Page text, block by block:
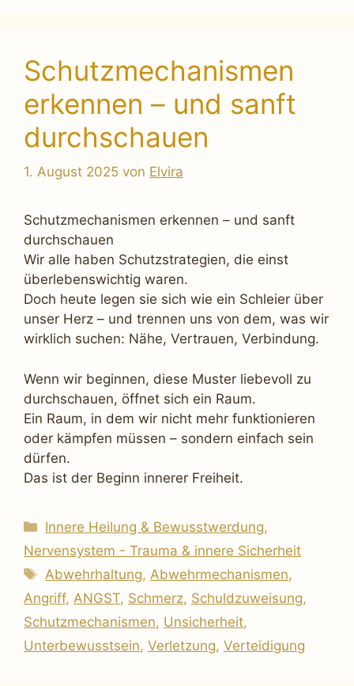
Schutzmechanismen
erkennen – und sanft
durchschauen
1. August 2025 von Elvira
Schutzmechanismen erkennen – und sanft
durchschauen
Wir alle haben Schutzstrategien, die einst
überlebenswichtig waren.
Doch heute legen sie sich wie ein Schleier über
unser Herz – und trennen uns von dem, was wir
wirklich suchen: Nähe, Vertrauen, Verbindung.
Wenn wir beginnen, diese Muster liebevoll zu
durchschauen, öffnet sich ein Raum.
Ein Raum, in dem wir nicht mehr funktionieren
oder kämpfen müssen – sondern einfach sein
dürfen.
Das ist der Beginn innerer Freiheit.
Kategorien
Innere Heilung & Bewusstwerdung,
Nervensystem - Trauma & innere Sicherheit
Schlagwörter
Abwehrhaltung, Abwehrmechanismen,
Angriff, ANGST, Schmerz, Schuldzuweisung,
Schutzmechanismen, Unsicherheit,
Unterbewusstsein, Verletzung, Verteidigung